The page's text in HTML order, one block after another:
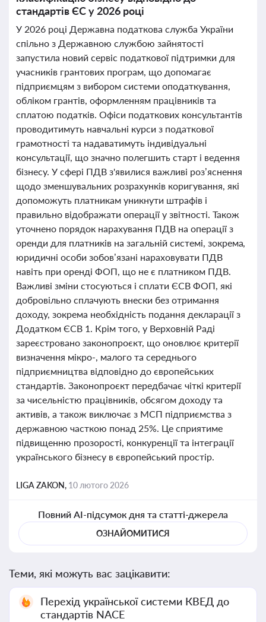
стандартів ЄС у 2026 році
У 2026 році Державна податкова служба України
спільно з Державною службою зайнятості
запустила новий сервіс податкової підтримки для
учасників грантових програм, що допомагає
підприємцям з вибором системи оподаткування,
обліком грантів, оформленням працівників та
сплатою податків. Офіси податкових консультантів
проводитимуть навчальні курси з податкової
грамотності та надаватимуть індивідуальні
консультації, що значно полегшить старт і ведення
бізнесу. У сфері ПДВ з'явилися важливі роз’яснення
щодо зменшувальних розрахунків коригування, які
допоможуть платникам уникнути штрафів і
правильно відображати операції у звітності. Також
уточнено порядок нарахування ПДВ на операції з
оренди для платників на загальній системі, зокрема,
юридичні особи зобов’язані нараховувати ПДВ
навіть при оренді ФОП, що не є платником ПДВ.
Важливі зміни стосуються і сплати ЄСВ ФОП, які
добровільно сплачують внески без отримання
доходу, зокрема необхідність подання декларації з
Додатком ЄСВ 1. Крім того, у Верховній Раді
зареєстровано законопроєкт, що оновлює критерії
визначення мікро-, малого та середнього
підприємництва відповідно до європейських
стандартів. Законопроєкт передбачає чіткі критерії
за чисельністю працівників, обсягом доходу та
активів, а також виключає з МСП підприємства з
державною часткою понад 25%. Це сприятиме
підвищенню прозорості, конкуренції та інтеграції
українського бізнесу в європейський простір.
LIGA ZAKON, 10 лютого 2026
Повний AI-підсумок дня та статті-джерела
ОЗНАЙОМИТИСЯ
Теми, які можуть вас зацікавити:
Перехід української системи КВЕД до
стандартів NACE